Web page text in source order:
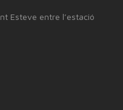
Esteve entre l’estació